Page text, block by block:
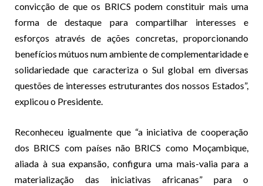
convicção de que os BRICS podem constituir mais uma
forma de destaque para compartilhar interesses e
esforços através de ações concretas, proporcionando
benefícios mútuos num ambiente de complementaridade e
solidariedade que caracteriza o Sul global em diversas
questões de interesses estruturantes dos nossos Estados”,
explicou o Presidente.
Reconheceu igualmente que “a iniciativa de cooperação
dos BRICS com países não BRICS como Moçambique,
aliada à sua expansão, configura uma mais-valia para a
materialização das iniciativas africanas” para o